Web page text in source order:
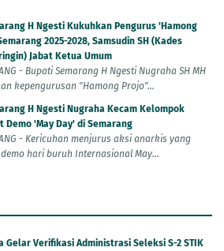
H Ngesti Kukuhkan Pengurus 'Hamong
2025-2028, Samsudin SH (Kades
Jabat Ketua Umum
- Bupati Semarang H Ngesti Nugraha SH MH
kepengurusan "Hamong Projo"...
H Ngesti Nugraha Kecam Kelompok
Demo 'May Day' di Semarang
- Kericuhan menjurus aksi anarkis yang
hari buruh Internasional May...
Gelar Verifikasi Administrasi Seleksi S-2 STIK